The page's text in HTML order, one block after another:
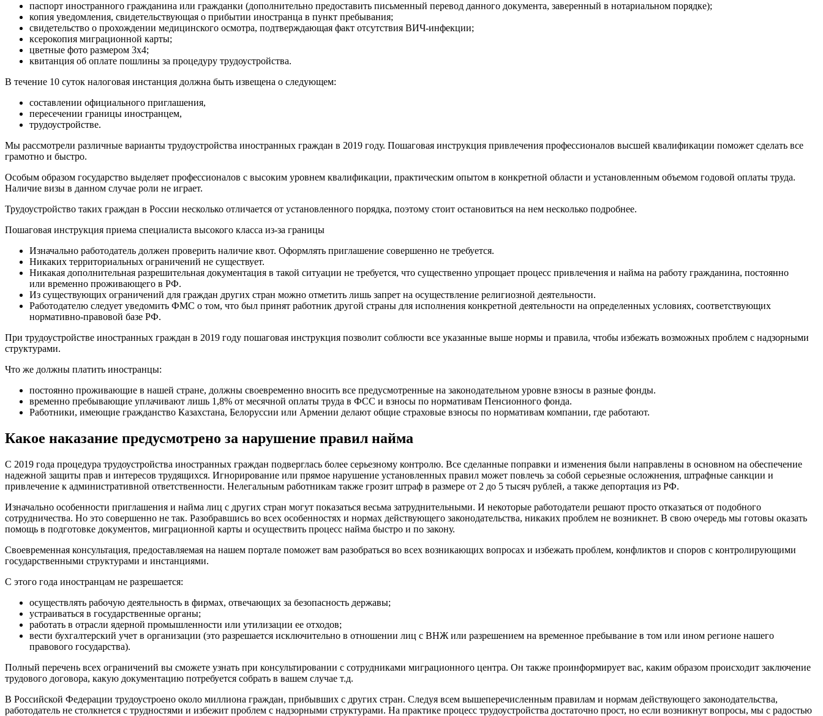
паспорт иностранного гражданина или гражданки (дополнительно предоставить письменный перевод данного документа, заверенный в нотариальном порядке);
копия уведомления, свидетельствующая о прибытии иностранца в пункт пребывания;
свидетельство о прохождении медицинского осмотра, подтверждающая факт отсутствия ВИЧ-инфекции;
ксерокопия миграционной карты;
цветные фото размером 3х4;
квитанция об оплате пошлины за процедуру трудоустройства.
В течение 10 суток налоговая инстанция должна быть извещена о следующем:
составлении официального приглашения,
пересечении границы иностранцем,
трудоустройстве.
Мы рассмотрели различные варианты трудоустройства иностранных граждан в 2019 году. Пошаговая инструкция привлечения профессионалов высшей квалификации поможет сделать все
грамотно и быстро.
Особым образом государство выделяет профессионалов с высоким уровнем квалификации, практическим опытом в конкретной области и установленным объемом годовой оплаты труда.
Наличие визы в данном случае роли не играет.
Трудоустройство таких граждан в России несколько отличается от установленного порядка, поэтому стоит остановиться на нем несколько подробнее.
Пошаговая инструкция приема специалиста высокого класса из-за границы
Изначально работодатель должен проверить наличие квот. Оформлять приглашение совершенно не требуется.
Никаких территориальных ограничений не существует.
Никакая дополнительная разрешительная документация в такой ситуации не требуется, что существенно упрощает процесс привлечения и найма на работу гражданина, постоянно
или временно проживающего в РФ.
Из существующих ограничений для граждан других стран можно отметить лишь запрет на осуществление религиозной деятельности.
Работодателю следует уведомить ФМС о том, что был принят работник другой страны для исполнения конкретной деятельности на определенных условиях, соответствующих
нормативно-правовой базе РФ.
При трудоустройстве иностранных граждан в 2019 году пошаговая инструкция позволит соблюсти все указанные выше нормы и правила, чтобы избежать возможных проблем с надзорными
структурами.
Что же должны платить иностранцы:
постоянно проживающие в нашей стране, должны своевременно вносить все предусмотренные на законодательном уровне взносы в разные фонды.
временно пребывающие уплачивают лишь 1,8% от месячной оплаты труда в ФСС и взносы по нормативам Пенсионного фонда.
Работники, имеющие гражданство Казахстана, Белоруссии или Армении делают общие страховые взносы по нормативам компании, где работают.
Какое наказание предусмотрено за нарушение правил найма
С 2019 года процедура трудоустройства иностранных граждан подверглась более серьезному контролю. Все сделанные поправки и изменения были направлены в основном на обеспечение
надежной защиты прав и интересов трудящихся. Игнорирование или прямое нарушение установленных правил может повлечь за собой серьезные осложнения, штрафные санкции и
привлечение к административной ответственности. Нелегальным работникам также грозит штраф в размере от 2 до 5 тысяч рублей, а также депортация из РФ.
Изначально особенности приглашения и найма лиц с других стран могут показаться весьма затруднительными. И некоторые работодатели решают просто отказаться от подобного
сотрудничества. Но это совершенно не так. Разобравшись во всех особенностях и нормах действующего законодательства, никаких проблем не возникнет. В свою очередь мы готовы оказать
помощь в подготовке документов, миграционной карты и осуществить процесс найма быстро и по закону.
Своевременная консультация, предоставляемая на нашем портале поможет вам разобраться во всех возникающих вопросах и избежать проблем, конфликтов и споров с контролирующими
государственными структурами и инстанциями.
С этого года иностранцам не разрешается:
осуществлять рабочую деятельность в фирмах, отвечающих за безопасность державы;
устраиваться в государственные органы;
работать в отрасли ядерной промышленности или утилизации ее отходов;
вести бухгалтерский учет в организации (это разрешается исключительно в отношении лиц с ВНЖ или разрешением на временное пребывание в том или ином регионе нашего
правового государства).
Полный перечень всех ограничений вы сможете узнать при консультировании с сотрудниками миграционного центра. Он также проинформирует вас, каким образом происходит заключение
трудового договора, какую документацию потребуется собрать в вашем случае т.д.
В Российской Федерации трудоустроено около миллиона граждан, прибывших с других стран. Следуя всем вышеперечисленным правилам и нормам действующего законодательства,
работодатель не столкнется с трудностями и избежит проблем с надзорными структурами. На практике процесс трудоустройства достаточно прост, но если возникнут вопросы, мы с радостью